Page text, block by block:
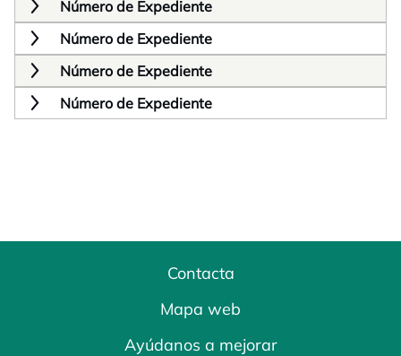
Número de Expediente
Número de Expediente
Número de Expediente
Número de Expediente
Contacta
Mapa web
Ayúdanos a mejorar